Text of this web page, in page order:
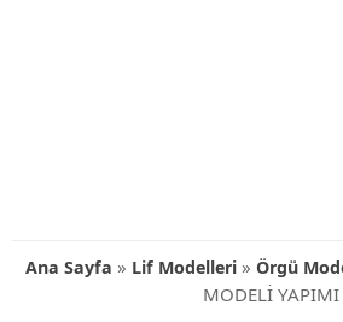
Ana Sayfa » Lif Modelleri » Örgü
MODELİ YAPIMI